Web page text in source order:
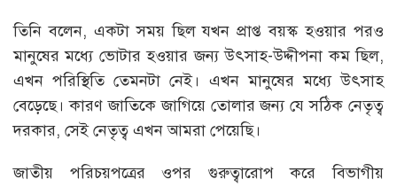
তিনি বলেন, একটা সময় ছিল যখন প্রাপ্ত বয়স্ক হওয়ার পরও
মানুষের মধ্যে ভোটার হওয়ার জন্য উৎসাহ-উদ্দীপনা কম ছিল,
এখন পরিস্থিতি তেমনটা নেই। এখন মানুষের মধ্যে উৎসাহ
বেড়েছে। কারণ জাতিকে জাগিয়ে তোলার জন্য যে সঠিক নেতৃত্ব
দরকার, সেই নেতৃত্ব এখন আমরা পেয়েছি।
জাতীয় পরিচয়পত্রের ওপর গুরুত্বারোপ করে বিভাগীয়